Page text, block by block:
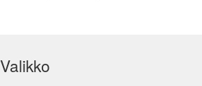
Valikko